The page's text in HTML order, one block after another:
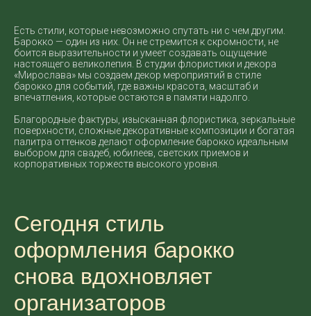
Есть стили, которые невозможно спутать ни с чем другим.
Барокко — один из них. Он не стремится к скромности, не
боится выразительности и умеет создавать ощущение
настоящего великолепия. В студии флористики и декора
«Мирослава» мы создаем декор мероприятий в стиле
барокко для событий, где важны красота, масштаб и
впечатления, которые остаются в памяти надолго.
Благородные фактуры, изысканная флористика, зеркальные
поверхности, сложные декоративные композиции и богатая
палитра оттенков делают оформление барокко идеальным
выбором для свадеб, юбилеев, светских приемов и
корпоративных торжеств высокого уровня.
Сегодня стиль
оформления барокко
снова вдохновляет
организаторов